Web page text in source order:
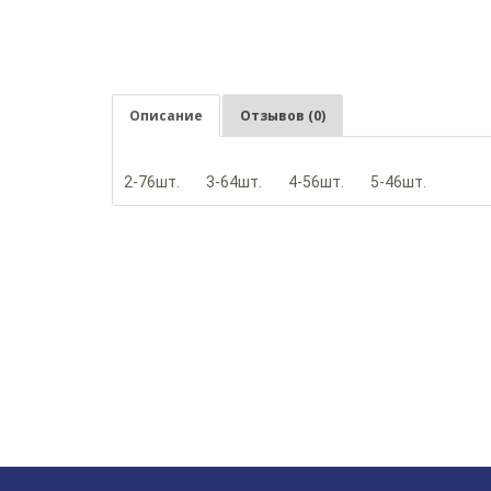
Описание Отзывов (0)
2-76шт. 3-64шт. 4-56шт. 5-46шт.